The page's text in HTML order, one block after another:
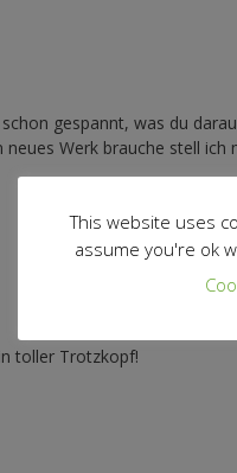
gespannt, was du
Werk brauche stell
toller Trotzkopf!
This website uses
assume you're ok